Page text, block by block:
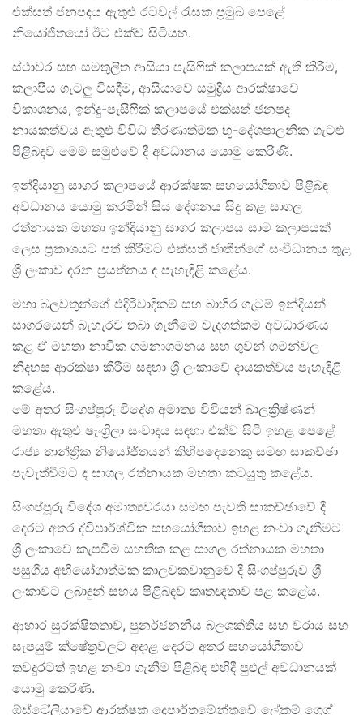
එක්සත් ජනපදය ඇතුළු රටවල් රැසක ප්‍රමුඛ පෙළේ
නියෝජිතයෝ ඊට එක්ව සිටියහ.
ස්ථාවර සහ සමතුලිත ආසියා පැසිෆික් කලාපයක් ඇති කිරීම,
කලාපීය ගැටලු විසඳීම, ආසියාවේ සමුද්‍රීය ආරක්ෂාවේ
විකාශනය, ඉන්දු-පැසිෆික් කලාපයේ එක්සත් ජනපද
නායකත්වය ඇතුළු විවිධ තීරණාත්මක භූ-දේශපාලනික ගැටළු
පිළිබඳව මෙම සමුළුවේ දී අවධානය යොමු කෙරිණි.
ඉන්දියානු සාගර කලාපයේ ආරක්ෂක සහයෝගීතාව පිළිබඳ
අවධානය යොමු කරමින් සිය දේශනය සිදු කළ සාගල
රත්නායක මහතා ඉන්දියානු සාගර කලාපය සාම කලාපයක්
ලෙස ප්‍රකාශයට පත් කිරීමට එක්සත් ජාතීන්ගේ සංවිධානය තුළ
ශ්‍රී ලංකාව දරන ප්‍රයත්නය ද පැහැදිළි කළේය.
මහා බලවතුන්ගේ එදිරිවාදිකම් සහ බාහිර ගැටුම් ඉන්දියන්
සාගරයෙන් බැහැරව තබා ගැනීමේ වැදගත්කම අවධාරණය
කළ ඒ මහතා නාවික ගමනාගමනය සහ ගුවන් ගමන්වල
නිදහස ආරක්ෂා කිරීම සඳහා ශ්‍රී ලංකාවේ දායකත්වය පැහැදිළි
කළේය.
මේ අතර සිංගප්පූරු විදේශ අමාත්‍ය විවියන් බාලක්‍රිෂ්ණන්
මහතා ඇතුළු ෂැංග්‍රිලා සංවාදය සඳහා එක්ව සිටි ඉහළ පෙළේ
රාජ්‍ය තාන්ත්‍රික නියෝජිතයන් කිහිපදෙනෙකු සමඟ සාකච්ඡා
පැවැත්වීමට ද සාගල රත්නායක මහතා කටයුතු කළේය.
සිංගප්පූරු විදේශ අමාත්‍යවරයා සමඟ පැවති සාකච්ඡාවේ දී
දෙරට අතර ද්විපාර්ශ්වික සහයෝගීතාව ඉහළ නංවා ගැනීමට
ශ්‍රී ලංකාවේ කැපවීම සහතික කළ සාගල රත්නායක මහතා
පසුගිය අභියෝගාත්මක කාලවකවානුවේ දී සිංගප්පුරුව ශ්‍රී
ලංකාවට ලබාදුන් සහය පිළිබඳව කෘතඥතාව පළ කළේය.
ආහාර සුරක්ෂිතතාව, පුනර්ජනනීය බලශක්තිය සහ වරාය සහ
සැපයුම් ක්ෂේත්‍රවලට අදාළ දෙරට අතර සහයෝගීතාව
තවදුරටත් ඉහළ නංවා ගැනීම පිළිබඳ එහිදී පුළුල් අවධානයක්
යොමු කෙරිණි.
ඕස්ට්‍රේලියාවේ ආරක්ෂක දෙපාර්තමේන්තුවේ ලේකම් ග්‍රෙග්